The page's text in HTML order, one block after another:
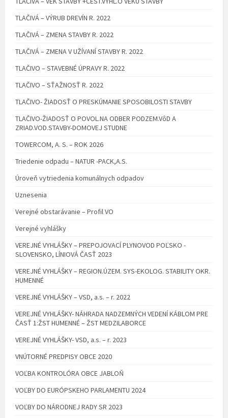
TLAČIVÁ – VÝRUB DREVÍN R. 2022
TLAČIVÁ – ZMENA STAVBY R. 2022
TLAČIVÁ – ZMENA V UŽÍVANÍ STAVBY R. 2022
TLAČIVO – STAVEBNÉ ÚPRAVY R. 2022
TLAČIVO – SŤAŽNOSŤ R. 2022
TLAČIVO- ŽIADOSŤ O PRESKÚMANIE SPOSOBILOSTI STAVBY
TLAČIVO-ŽIADOSŤ O POVOL.NA ODBER PODZEM.VôD A
ZRIAD.VOD.STAVBY-DOMOVEJ STUDNE
TOWERCOM, A. S. – ROK 2026
Triedenie odpadu – NATUR -PACK,A.S.
Úroveň vytriedenia komunálnych odpadov
Uznesenia
Verejné obstarávanie – Profil VO
Verejné vyhlášky
VEREJNÉ VYHLÁŠKY – PREPOJOVACÍ PLYNOVOD POĽSKO -
SLOVENSKO, LÍNIOVÁ ČASŤ 2023
VEREJNÉ VYHLÁŠKY – REGION.ÚZEM. SYS-EKOLOG. STABILITY OKR.
HUMENNÉ
VEREJNÉ VYHLÁŠKY – VSD, a.s. – r. 2022
VEREJNÉ VYHLÁŠKY- NÁHRADA NADZEMNÝCH VEDENÍ KÁBLOM PRE
ČASŤ 1:ŽST HUMENNÉ – ŽST MEDZILABORCE
VEREJNÉ VYHLÁŠKY- VSD, a.s. – r. 2023
VNÚTORNÉ PREDPISY OBCE 2020
VOĽBA KONTROLÓRA OBCE JABLOŇ
VOĽBY DO EURÓPSKEHO PARLAMENTU 2024
VOĽBY DO NÁRODNEJ RADY SR 2023